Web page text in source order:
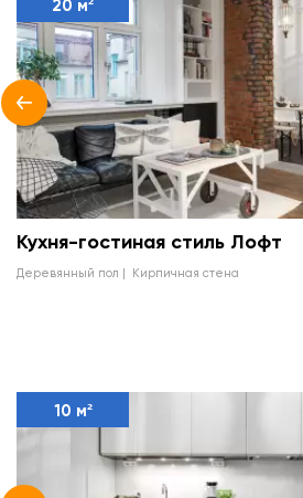
20 м²
Кухня-гостиная стиль Лофт
деревянный пол кирпичная стена
10 м²